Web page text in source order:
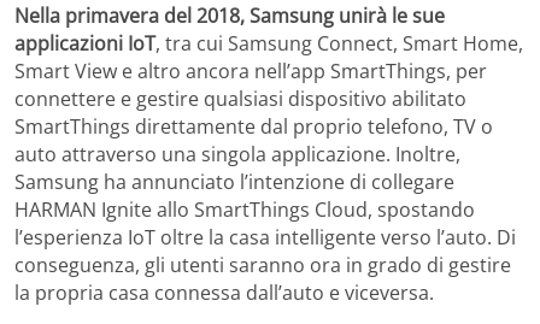
Nella primavera del 2018, Samsung unirà le sue
applicazioni IoT, tra cui Samsung Connect, Smart Home,
Smart View e altro ancora nell’app SmartThings, per
connettere e gestire qualsiasi dispositivo abilitato
SmartThings direttamente dal proprio telefono, TV o
auto attraverso una singola applicazione. Inoltre,
Samsung ha annunciato l’intenzione di collegare
HARMAN Ignite allo SmartThings Cloud, spostando
l’esperienza IoT oltre la casa intelligente verso l’auto. Di
conseguenza, gli utenti saranno ora in grado di gestire
la propria casa connessa dall’auto e viceversa.